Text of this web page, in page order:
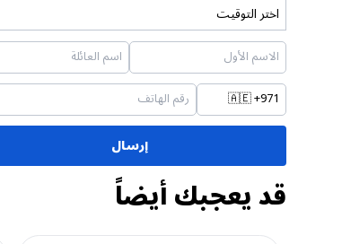
اختر التوقيت
🇦🇪+971
إرسال
قد يعجبك أيضاً